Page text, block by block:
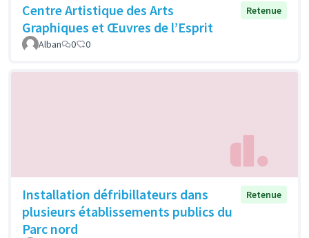
Centre Artistique des Arts
Graphiques et Œuvres de l’Esprit
Retenue
Alban 0 0
Installation défribillateurs dans
plusieurs établissements publics du
Parc nord
Retenue